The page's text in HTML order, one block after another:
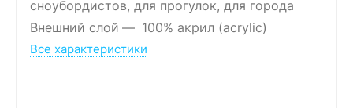
сноубордистов, для прогулок, для города
Внешний слой
100% акрил (acrylic)
Все характеристики